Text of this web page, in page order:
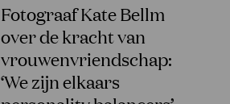
Fotograaf Kate Bellm
over de kracht van
vrouwenvriendschap:
‘We zijn elkaars